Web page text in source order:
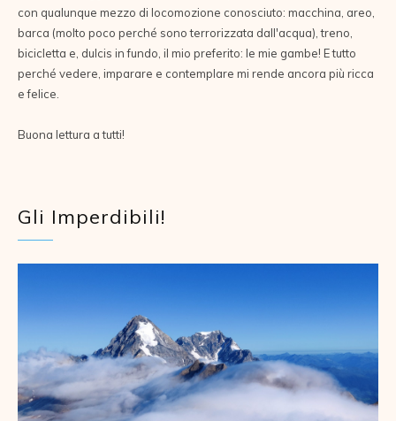
con qualunque mezzo di locomozione conosciuto: macchina, areo,
barca (molto poco perché sono terrorizzata dall'acqua), treno,
bicicletta e, dulcis in fundo, il mio preferito: le mie gambe! E tutto
perché vedere, imparare e contemplare mi rende ancora più ricca
e felice.
Buona lettura a tutti!
Gli Imperdibili!